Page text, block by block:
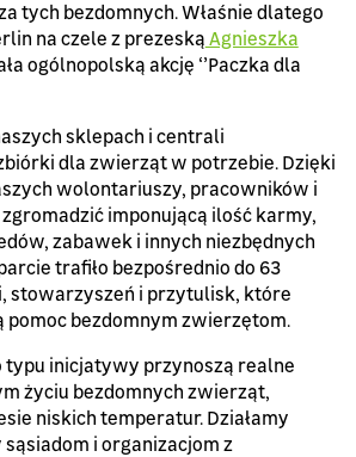
tych bezdomnych. Właśnie dlatego
na czele z prezeską Agnieszka
ogólnopolską akcję ‘’Paczka dla
sklepach i centrali
dla zwierząt w potrzebie. Dzięki
wolontariuszy, pracowników i
imponującą ilość karmy,
zabawek i innych niezbędnych
trafiło bezpośrednio do 63
stowarzyszeń i przytulisk, które
pomoc bezdomnym zwierzętom.
typu inicjatywy przynoszą realne
życiu bezdomnych zwierząt,
niskich temperatur. Działamy
i organizacjom z